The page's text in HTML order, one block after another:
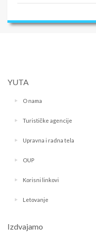
YUTA
O nama
Turističke agencije
Upravna i radna tela
OUP
Korisni linkovi
Letovanje
Izdvajamo